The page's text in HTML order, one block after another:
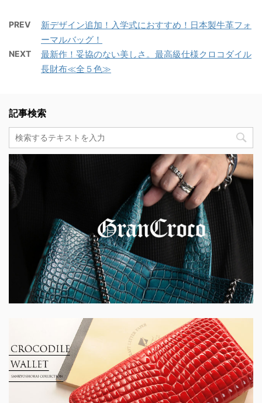
PREV
新デザイン追加！入学式におすすめ！日本製牛革フォ
ーマルバッグ！
NEXT
最新作！妥協のない美しさ。最高級仕様クロコダイル
長財布≪全５色≫
記事検索